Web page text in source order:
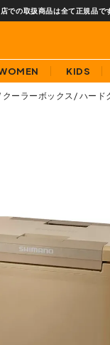
での取扱商品は全て正規品で
KIDS
クーラーボックス ハード